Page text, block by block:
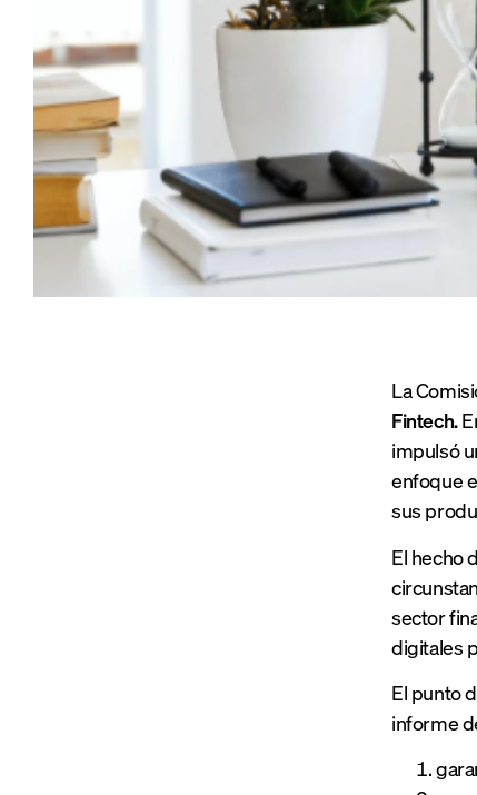
La
Fintech.
impulsó
enfoque
sus
El hecho
sector
digitales
El punto
informe